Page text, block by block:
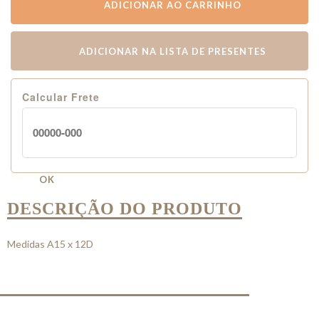
ADICIONAR AO CARRINHO
ADICIONAR NA LISTA DE PRESENTES
Calcular Frete
OK
DESCRIÇÃO DO PRODUTO
Medidas A15 x 12D